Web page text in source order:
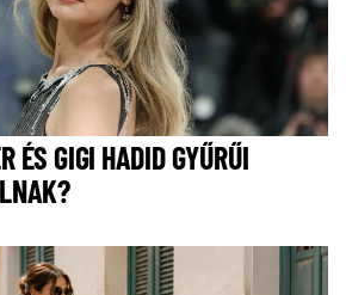
ÉS GIGI HADID GYŰRŰI